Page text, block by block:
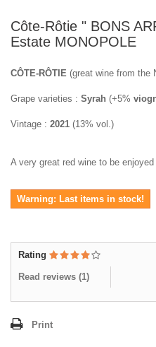
Côte-Rôtie " BONS
Estate MONOPOLE
CÔTE-RÔTIE (great wine from the
Grape varieties : Syrah (+5%
Vintage : 2021 (13% vol.)
A very great red wine to be enjoyed
Warning: Last items in stock!
Rating
Read reviews (1)
Print